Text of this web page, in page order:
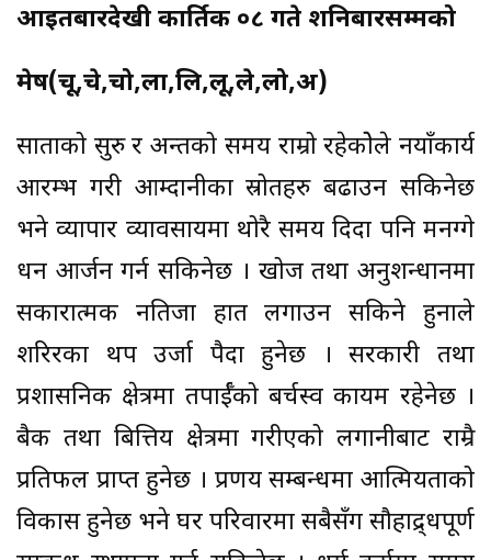
आईतबारदेखी कार्तिक ०८ गते शनिबारसम्मको
मेष(चू,चे,चो,ला,लि,लू,ले,लो,अ)
साताको सुरु र अन्तको समय राम्रो रहेकोेले नयाँकार्य
आरम्भ गरी आम्दानीका स्रोतहरु बढाउन सकिनेछ
भने व्यापार व्यावसायमा थोरै समय दिदा पनि मनग्गे
धन आर्जन गर्न सकिनेछ । खोज तथा अनुशन्धानमा
सकारात्मक नतिजा हात लगाउन सकिने हुनाले
शरिरका थप उर्जा पैदा हुनेछ । सरकारी तथा
प्रशासनिक क्षेत्रमा तपार्ईँको बर्चस्व कायम रहेनेछ ।
बैक तथा बित्तिय क्षेत्रमा गरीएको लगानीबाट राम्रै
प्रतिफल प्राप्त हुनेछ । प्रणय सम्बन्धमा आत्मियताको
विकास हुनेछ भने घर परिवारमा सबैसँग सौहाद्र्धपूर्ण